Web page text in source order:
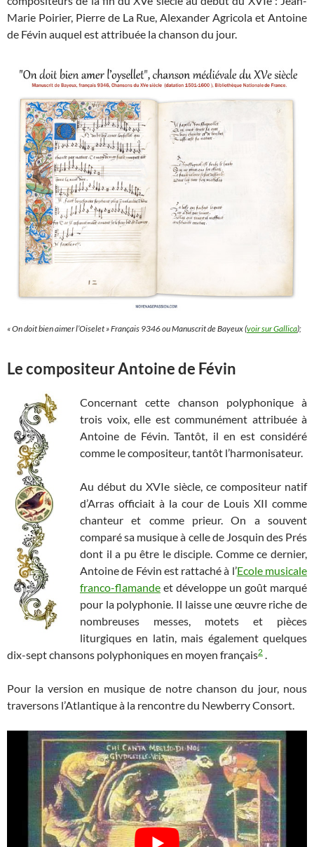
Marie Poirier, Pierre de La Rue, Alexander Agricola et Antoine
de Févin auquel est attribuée la chanson du jour.
« On doit bien aimer l’Oiselet » Français 9346 ou Manuscrit de Bayeux (voir sur Gallica);
Le compositeur Antoine de Févin
Concernant cette chanson polyphonique à
trois voix, elle est communément attribuée à
Antoine de Févin. Tantôt, il en est considéré
comme le compositeur, tantôt l’harmonisateur.
Au début du XVIe siècle, ce compositeur natif
d’Arras officiait à la cour de Louis XII comme
chanteur et comme prieur. On a souvent
comparé sa musique à celle de Josquin des Prés
dont il a pu être le disciple. Comme ce dernier,
Antoine de Févin est rattaché à l’Ecole musicale
franco-flamande et développe un goût marqué
pour la polyphonie. Il laisse une œuvre riche de
nombreuses messes, motets et pièces
liturgiques en latin, mais également quelques
dix-sept chansons polyphoniques en moyen français2 .
Pour la version en musique de notre chanson du jour, nous
traversons l’Atlantique à la rencontre du Newberry Consort.